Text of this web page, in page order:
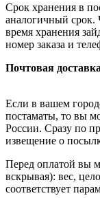
Срок хранения в
аналогичный
время хранения
номер заказа и
Почтовая доставка
Если в вашем
постаматы, то вы
России. Сразу по
извещение о
Перед оплатой вы
вскрывая): вес,
соответствует